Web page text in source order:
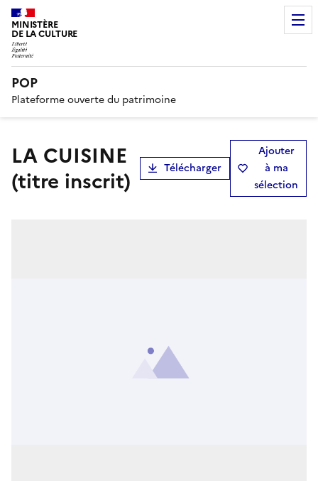
MINISTÈRE
DE LA CULTURE
POP
Plateforme ouverte du patrimoine
LA CUISINE
(titre inscrit)
Télécharger
Ajouter
à ma
sélection